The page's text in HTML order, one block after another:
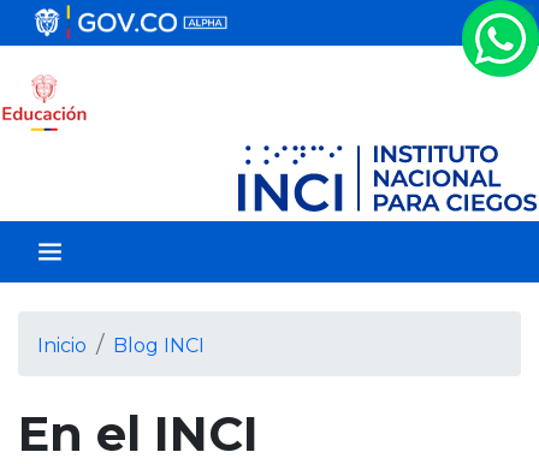
a
a
l
c
Inicio Blog INCI
En el INCI